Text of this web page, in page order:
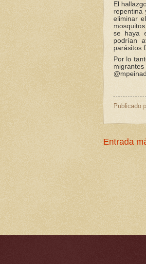
El
repentina
eliminar
se haya
podrían
parásitos
Por lo
Publicado
Entrada